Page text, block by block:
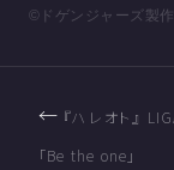
©ドゲンジャーズ製
← 『ハレオト』
「Be the one」